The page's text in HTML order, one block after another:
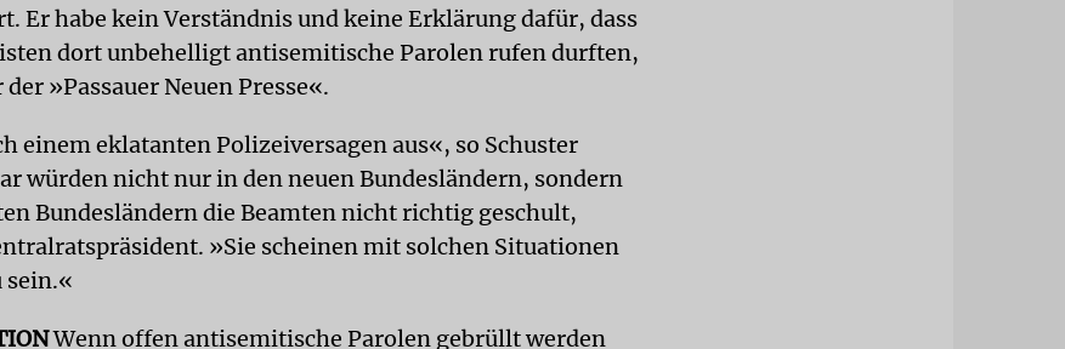
Er habe kein Verständnis und keine Erklärung dafür, dass
dort unbehelligt antisemitische Parolen rufen durften,
der »Passauer Neuen Presse«.
einem eklatanten Polizeiversagen aus«, so Schuster
würden nicht nur in den neuen Bundesländern, sondern
Bundesländern die Beamten nicht richtig geschult,
»Sie scheinen mit solchen Situationen
sein.«
Wenn offen antisemitische Parolen gebrüllt werden